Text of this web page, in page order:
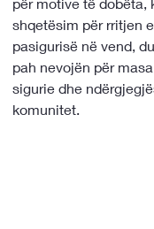
shqetësim për rritjen
pasigurisë në vend,
pah nevojën për
sigurie dhe
komunitet.